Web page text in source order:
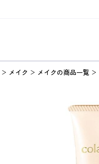
メイク メイクの商品一覧